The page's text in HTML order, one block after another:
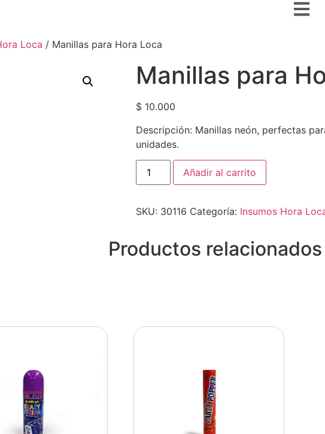
Loca / Manillas para Hora Loca
Manillas para
$10.000
Descripción: Manillas neón, perfectas
unidades.
Añadir al carrito
SKU: 30116 Categoría: Insumos Hora
Productos relacionados